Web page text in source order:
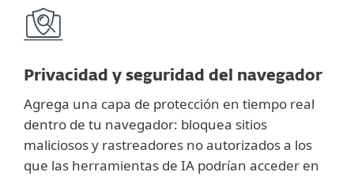
Privacidad y seguridad del navegador
Agrega una capa de protección en tiempo real
dentro de tu navegador: bloquea sitios
maliciosos y rastreadores no autorizados a los
que las herramientas de IA podrían acceder en